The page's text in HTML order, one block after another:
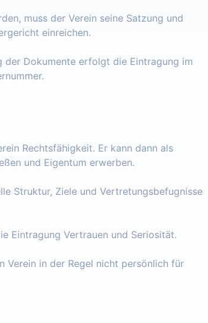
muss der Verein seine Satzung und
einreichen.
der Dokumente erfolgt die Eintragung im
Rechtsfähigkeit. Er kann dann als
und Eigentum erwerben.
Struktur, Ziele und Vertretungsbefugnisse
Eintragung Vertrauen und Seriosität.
Verein in der Regel nicht persönlich für